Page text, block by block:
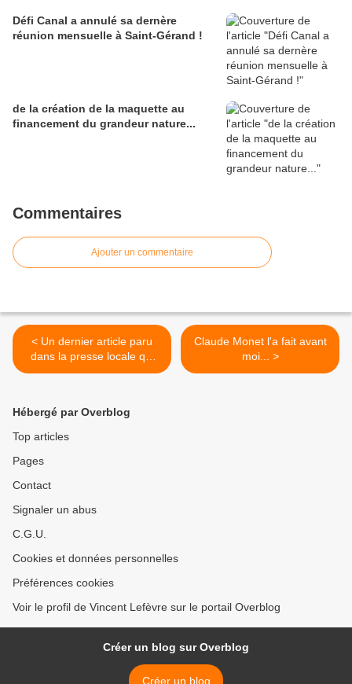
Défi Canal a annulé sa dernère
réunion mensuelle à Saint-Gérand !
de la création de la maquette au
financement du grandeur nature...
Commentaires
Ajouter un commentaire
< Un dernier article paru
dans la presse locale qui
nous enchante !
Claude Monet l'a fait avant
moi... >
Hébergé par Overblog
Top articles
Pages
Contact
Signaler un abus
C.G.U.
Cookies et données personnelles
Préférences cookies
Voir le profil de Vincent Lefèvre sur le portail Overblog
Créer un blog sur Overblog
Créer un blog